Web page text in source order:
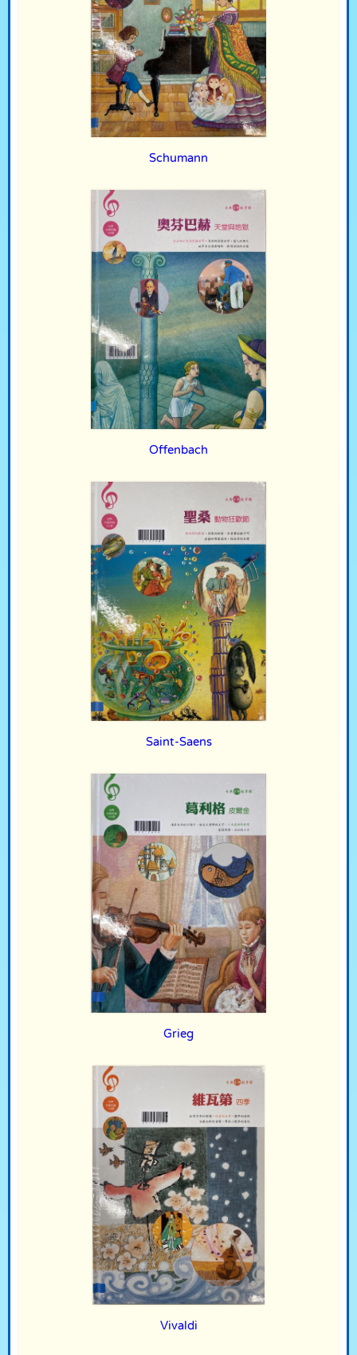
Schumann
Offenbach
Saint-Saens
Grieg
Vivaldi